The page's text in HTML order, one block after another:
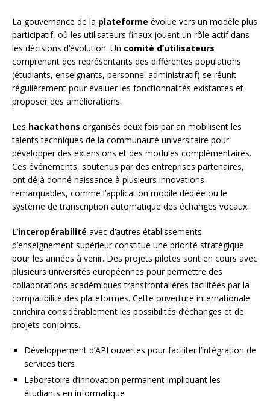
La gouvernance de la plateforme évolue vers un modèle plus
participatif, où les utilisateurs finaux jouent un rôle actif dans
les décisions d’évolution. Un comité d’utilisateurs
comprenant des représentants des différentes populations
(étudiants, enseignants, personnel administratif) se réunit
régulièrement pour évaluer les fonctionnalités existantes et
proposer des améliorations.
Les hackathons organisés deux fois par an mobilisent les
talents techniques de la communauté universitaire pour
développer des extensions et des modules complémentaires.
Ces événements, soutenus par des entreprises partenaires,
ont déjà donné naissance à plusieurs innovations
remarquables, comme l’application mobile dédiée ou le
système de transcription automatique des échanges vocaux.
L’interopérabilité avec d’autres établissements
d’enseignement supérieur constitue une priorité stratégique
pour les années à venir. Des projets pilotes sont en cours avec
plusieurs universités européennes pour permettre des
collaborations académiques transfrontalières facilitées par la
compatibilité des plateformes. Cette ouverture internationale
enrichira considérablement les possibilités d’échanges et de
projets conjoints.
Développement d’API ouvertes pour faciliter l’intégration de
services tiers
Laboratoire d’innovation permanent impliquant les
étudiants en informatique